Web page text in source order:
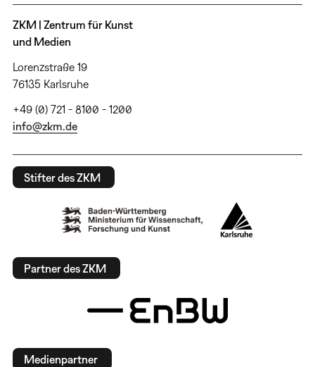
ZKM | Zentrum für Kunst
und Medien
Lorenzstraße 19
76135 Karlsruhe
+49 (0) 721 - 8100 - 1200
info@zkm.de
Stifter des ZKM
Partner des ZKM
Medienpartner